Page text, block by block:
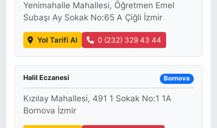
Yenimahalle Mahallesi, Öğretmen Emel
Subaşı Ay Sokak No:65 A Çiğli İzmir
Yol Tarifi Al 0 (232) 329 43 44
Halil Eczanesi Bornova
Kızılay Mahallesi, 491 1 Sokak No:1 1A
Bornova İzmir